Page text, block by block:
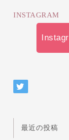
INSTAGRAM
最近の投稿